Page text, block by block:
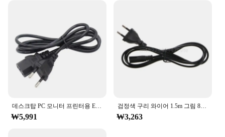
₩5,991
검정색 구리 와이어 1.5m 그림 8 전원 케이블 코드, 유럽 유럽 2 핀 AC 플러그
₩3,263